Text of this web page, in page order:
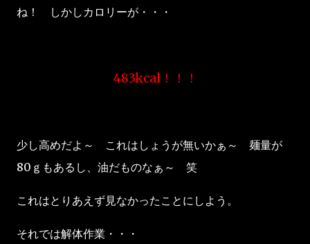
ね！ しかしカロリーが・・・
483kcal！！！
少し高めだよ～ これはしょうが無いかぁ～ 麺量が
80ｇもあるし、油だものなぁ～ 笑
これはとりあえず見なかったことにしよう。
それでは解体作業・・・